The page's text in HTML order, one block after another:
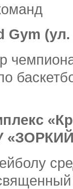
Gym